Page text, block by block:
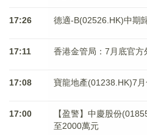
17:26 德適-B(02526.HK)中期
17:11 香港金管局：7月底官
17:08 寶龍地產(01238.HK)7
17:00
【盈警】中慶股份
至2000萬元